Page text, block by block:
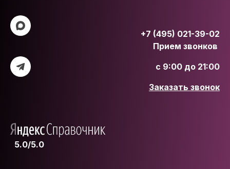
+7 (495) 021-39-02
Прием звонков
с 9:00 до 21:00
Заказать звонок
5.0/5.0